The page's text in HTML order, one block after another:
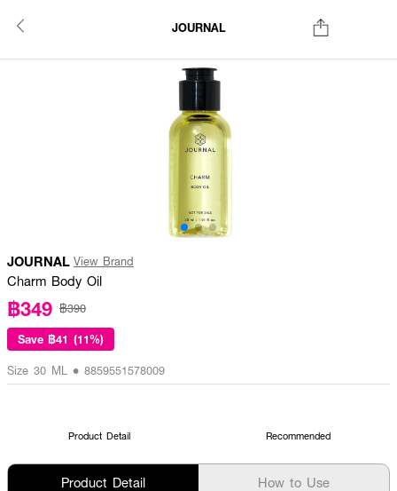
JOURNAL
JOURNAL View Brand
Charm Body Oil
฿349 ฿390
Save ฿41 (11%)
Size 30 ML • 8859551578009
Product Detail Recommended
Product Detail How to Use